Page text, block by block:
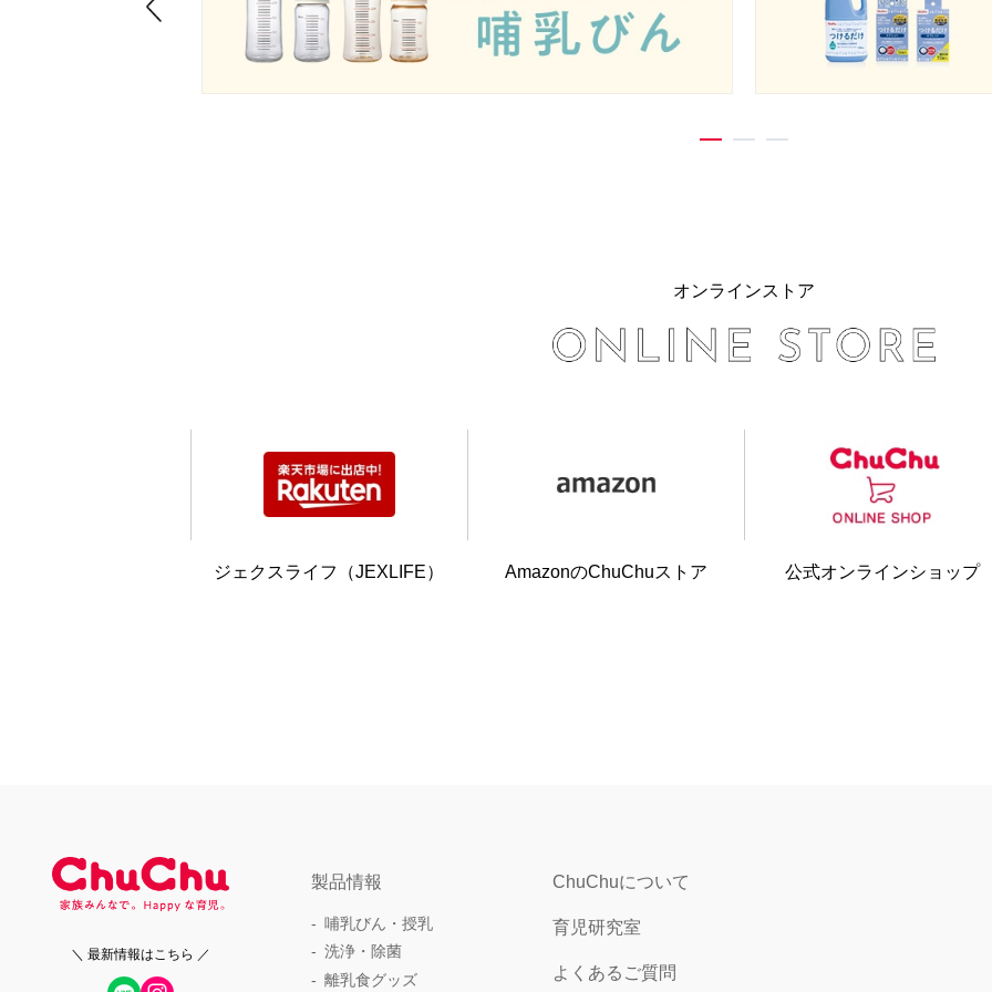
Previous
オンラインストア
ジェクスライフ（JEXLIFE） AmazonのChuChuストア 公式オンラインショップ
＼ 最新情報はこちら ／
製品情報
哺乳びん・授乳
洗浄・除菌
離乳食グッズ
ChuChuについて
育児研究室
よくあるご質問